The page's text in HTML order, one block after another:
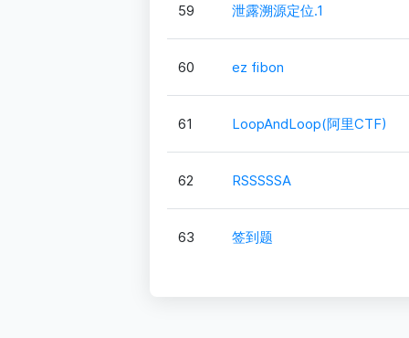
59 泄露溯源定位.1
60 ez fibon
61 LoopAndLoop(阿里CTF)
62 RSSSSSA
63 签到题